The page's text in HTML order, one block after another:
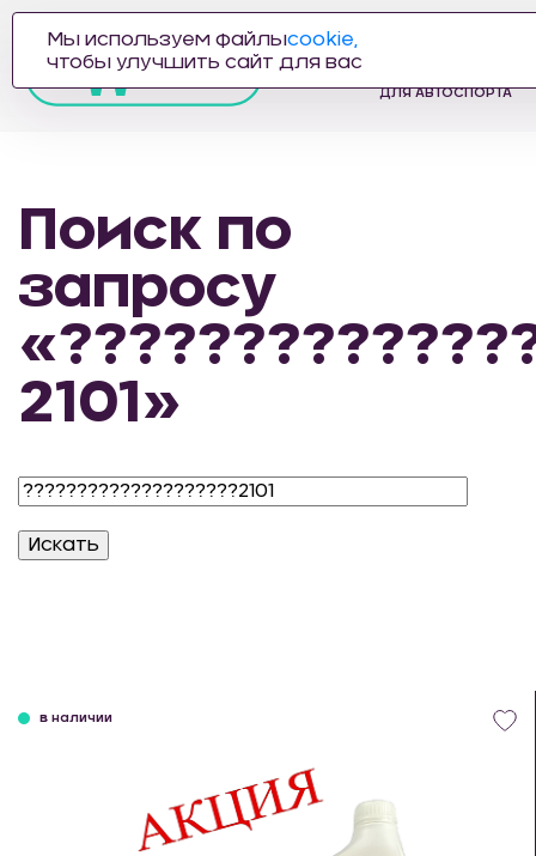
ДЛЯ АВТОСПОРТА
Поиск по
запросу
2101»
в наличии
Мы используем файлыcookie,
чтобы улучшить сайт для вас